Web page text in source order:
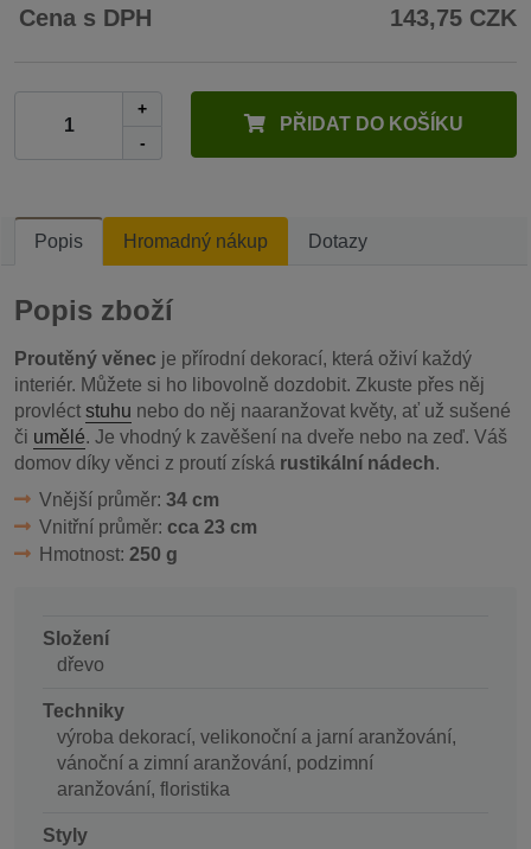
Cena s DPH 143,75 CZK
+
-
PŘIDAT DO KOŠÍKU
Popis Hromadný nákup Dotazy
Popis zboží
Proutěný věnec je přírodní dekorací, která oživí každý
interiér. Můžete si ho libovolně dozdobit. Zkuste přes něj
provléct stuhu nebo do něj naaranžovat květy, ať už sušené
či umělé. Je vhodný k zavěšení na dveře nebo na zeď. Váš
domov díky věnci z proutí získá rustikální nádech.
Vnější průměr: 34 cm
Vnitřní průměr: cca 23 cm
Hmotnost: 250 g
Složení
dřevo
Techniky
výroba dekorací, velikonoční a jarní aranžování,
vánoční a zimní aranžování, podzimní
aranžování, floristika
Styly